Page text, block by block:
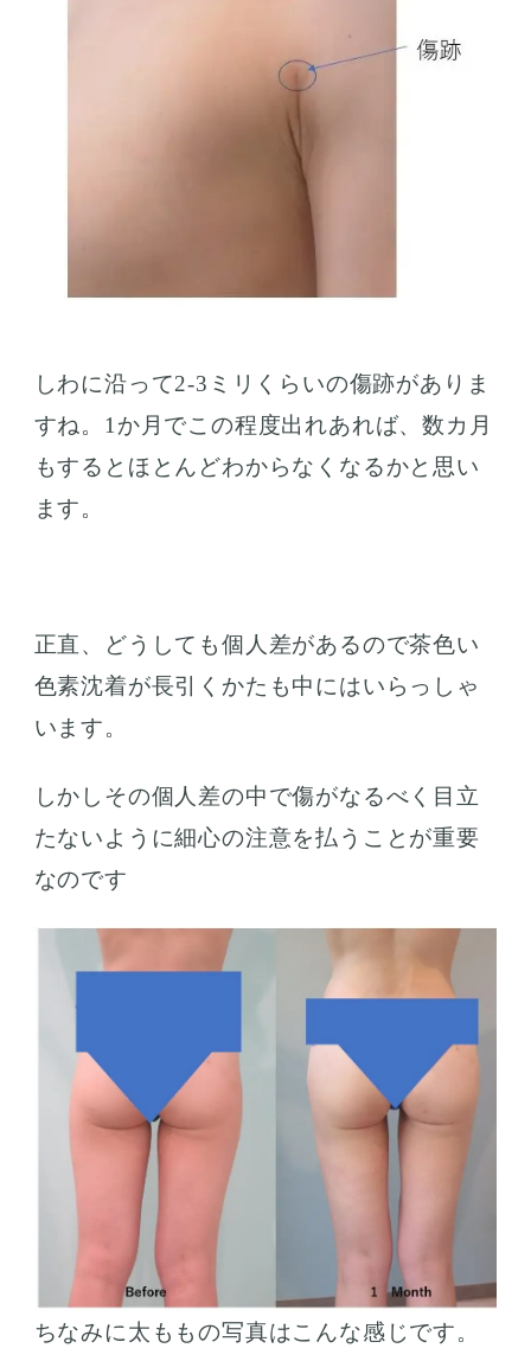
しわに沿って2‐3ミリくらいの傷跡がありま
すね。1か月でこの程度出れあれば、数カ月
もするとほとんどわからなくなるかと思い
ます。
正直、どうしても個人差があるので茶色い
色素沈着が長引くかたも中にはいらっしゃ
います。
しかしその個人差の中で傷がなるべく目立
たないように細心の注意を払うことが重要
なのです
ちなみに太ももの写真はこんな感じです。